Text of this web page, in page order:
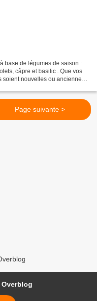
base de légumes de saison :
câpre et basilic . Que vos
soient nouvelles ou anciennes,
Page suivante >